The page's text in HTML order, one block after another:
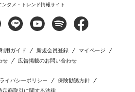
ンタメ・トレンド情報サイト
用ガイド 新規会員登録
マイページ
せ
広告掲載のお問い合わせ
イバシーポリシー
保険勧誘方針
定商取引に関する法律